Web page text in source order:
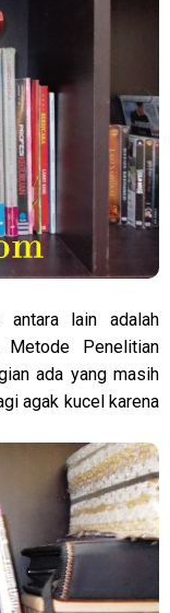
lain adalah
Metode Penelitian
ada yang masih
agak kucel karena